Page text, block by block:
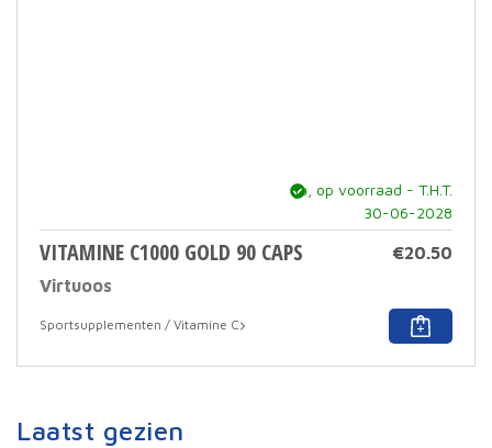
ja, op voorraad - T.H.T.
30-06-2028
VITAMINE C1000 GOLD 90 CAPS
Virtuoos
€20.50
Sportsupplementen / Vitamine C
Laatst gezien